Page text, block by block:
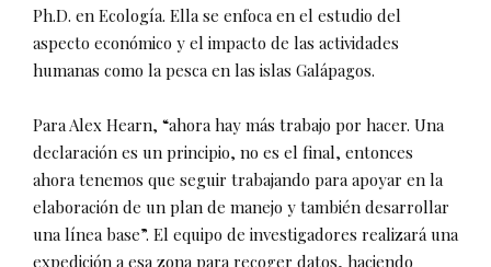
Ph.D. en Ecología. Ella se enfoca en el estudio del
aspecto económico y el impacto de las actividades
humanas como la pesca en las islas Galápagos.
Para Alex Hearn, “ahora hay más trabajo por hacer. Una
declaración es un principio, no es el final, entonces
ahora tenemos que seguir trabajando para apoyar en la
elaboración de un plan de manejo y también desarrollar
una línea base”. El equipo de investigadores realizará una
expedición a esa zona para recoger datos, haciendo